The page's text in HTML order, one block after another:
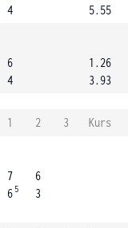
4
5.55
6
4
1.26
3.93
1 2 3
Kurs
7
6 5
6
3